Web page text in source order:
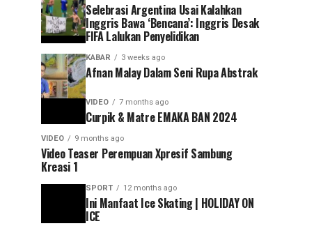
Selebrasi Argentina Usai Kalahkan
Inggris Bawa ‘Bencana’: Inggris Desak
FIFA Lalukan Penyelidikan
KABAR 3 weeks ago
Afnan Malay Dalam Seni Rupa Abstrak
VIDEO 7 months ago
Curpik & Matre EMAKA BAN 2024
VIDEO 9 months ago
Video Teaser Perempuan Xpresif Sambung
Kreasi 1
SPORT 12 months ago
Ini Manfaat Ice Skating | HOLIDAY ON
ICE